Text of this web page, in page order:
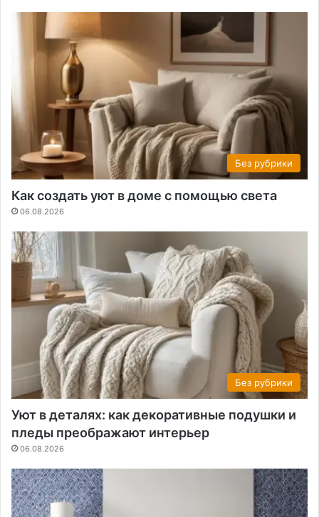
Без рубрики
Как создать уют в доме с помощью света
06.08.2026
Без рубрики
Уют в деталях: как декоративные подушки и
пледы преображают интерьер
06.08.2026